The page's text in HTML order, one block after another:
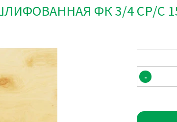
ФК 3/4 СР/С
-